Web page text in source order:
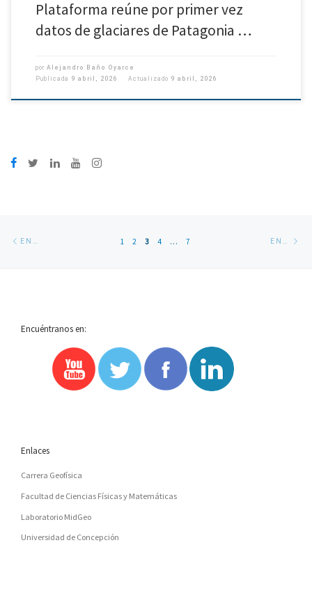
Plataforma reúne por primer vez
datos de glaciares de Patagonia …
por Alejandro Baño Oyarce
Publicada 9 abril, 2026 Actualizado 9 abril, 2026
de
1 2 3 4 … 7
Encuéntranos en:
Enlaces
Carrera Geofísica
Facultad de Ciencias Físicas y Matemáticas
Laboratorio MidGeo
Universidad de Concepción